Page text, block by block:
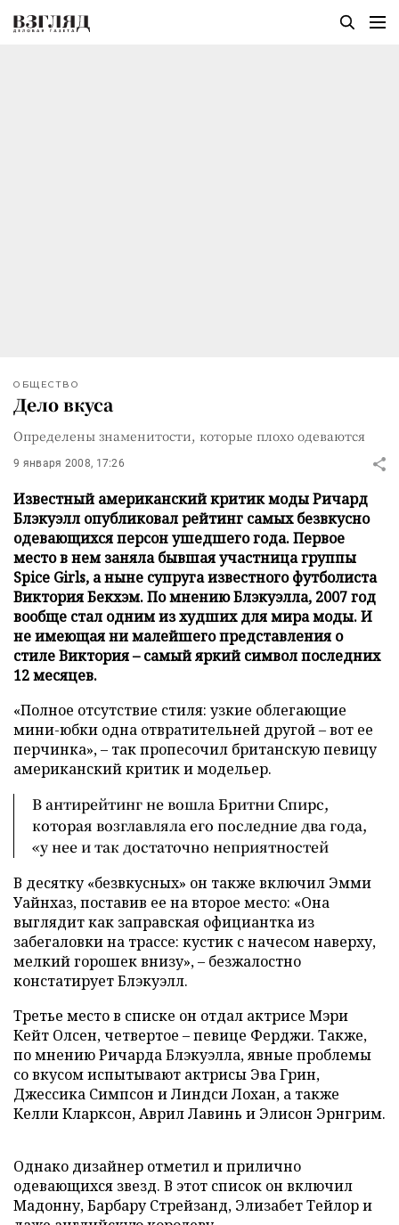
ОБЩЕСТВО
Дело вкуса
Определены знаменитости, которые плохо одеваются
9 января 2008, 17:26
Известный американский критик моды Ричард
Блэкуэлл опубликовал рейтинг самых безвкусно
одевающихся персон ушедшего года. Первое
место в нем заняла бывшая участница группы
Spice Girls, а ныне супруга известного футболиста
Виктория Бекхэм. По мнению Блэкуэлла, 2007 год
вообще стал одним из худших для мира моды. И
не имеющая ни малейшего представления о
стиле Виктория – самый яркий символ последних
12 месяцев.
«Полное отсутствие стиля: узкие облегающие
мини-юбки одна отвратительней другой – вот ее
перчинка», – так пропесочил британскую певицу
американский критик и модельер.
В антирейтинг не вошла Бритни Спирс,
которая возглавляла его последние два года,
«у нее и так достаточно неприятностей
В десятку «безвкусных» он также включил Эмми
Уайнхаз, поставив ее на второе место: «Она
выглядит как заправская официантка из
забегаловки на трассе: кустик с начесом наверху,
мелкий горошек внизу», – безжалостно
констатирует Блэкуэлл.
Третье место в списке он отдал актрисе Мэри
Кейт Олсен, четвертое – певице Ферджи. Также,
по мнению Ричарда Блэкуэлла, явные проблемы
со вкусом испытывают актрисы Эва Грин,
Джессика Симпсон и Линдси Лохан, а также
Келли Кларксон, Аврил Лавинь и Элисон Эрнгрим.
Однако дизайнер отметил и прилично
одевающихся звезд. В этот список он включил
Мадонну, Барбару Стрейзанд, Элизабет Тейлор и